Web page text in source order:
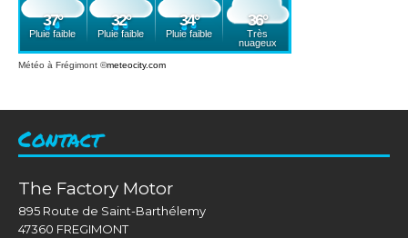
Météo à Frégimont ©meteocity.com
Contact
The Factory Motor
895 Route de Saint-Barthélemy
47360 FREGIMONT